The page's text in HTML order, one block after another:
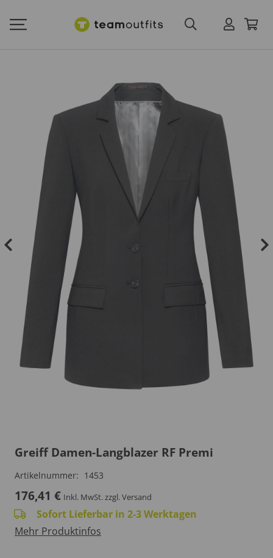
Greiff Damen-Langblazer RF Premi
Artikelnummer: 1453
176,41 € Inkl. MwSt.zzgl. Versand
Sofort Lieferbar in 2-3 Werktagen
Mehr Produktinfos